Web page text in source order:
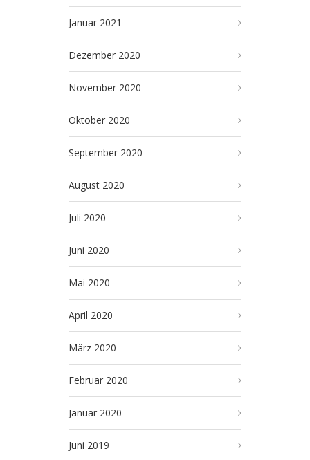
Januar 2021
Dezember 2020
November 2020
Oktober 2020
September 2020
August 2020
Juli 2020
Juni 2020
Mai 2020
April 2020
März 2020
Februar 2020
Januar 2020
Juni 2019